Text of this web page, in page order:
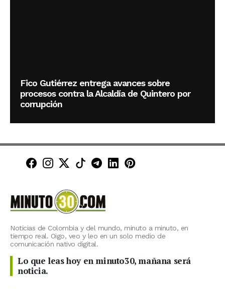
Fico Gutiérrez entrega avances sobre
procesos contra la Alcaldía de Quintero por
corrupción
Minuto30 en Facebook
Minuto30 en Instagram
Minuto30 en X (Twitter)
Minuto30 en TikTok
Canal de Minuto30 en
Minuto30 en LinkedIn
Minuto30 en
Noticias de Colombia y del mundo, minuto a minuto, en
tiempo real. Oigo, veo y leo en un solo medio de
comunicación nativo digital.
Lo que leas hoy en minuto30, mañana será
noticia.